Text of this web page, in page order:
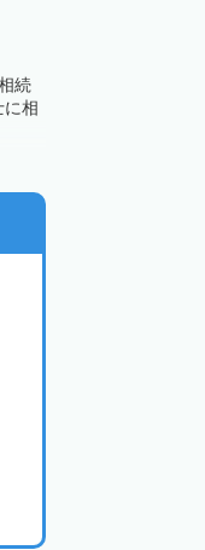
続
に相